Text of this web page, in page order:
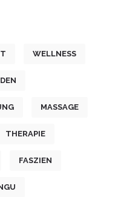
WELLNESS
MASSAGE
THERAPIE
FASZIEN